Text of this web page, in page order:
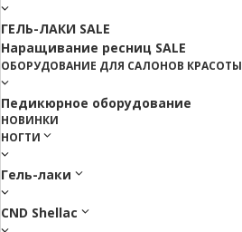
ГЕЛЬ-ЛАКИ SALE
Наращивание ресниц SALE
ОБОРУДОВАНИЕ ДЛЯ САЛОНОВ КРАСОТЫ
Педикюрное оборудование
НОВИНКИ
НОГТИ
Гель-лаки
CND Shellac